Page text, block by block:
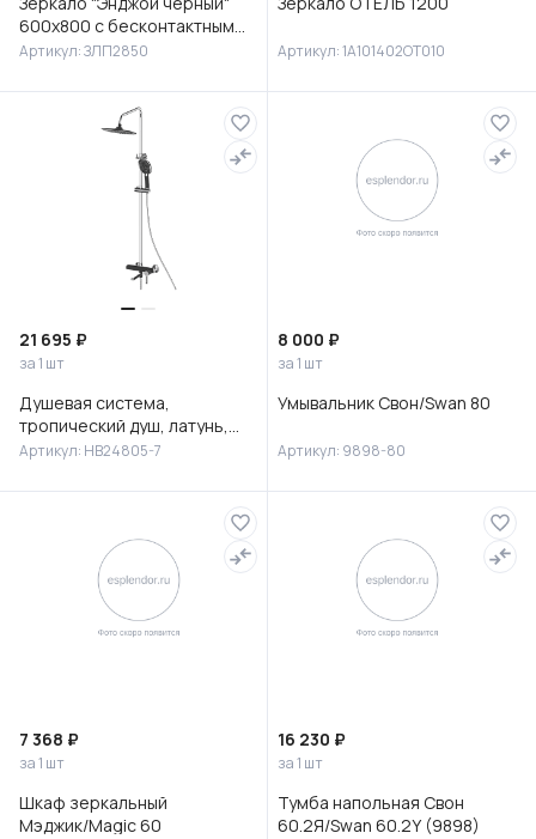
600х800 с бесконтактным
сенсором и холодной
Артикул: ЗЛП2850 Артикул: 1A101402OT010
21 695 ₽
за 1 шт
Душевая система,
тропический душ, латунь,
черный/хром, HB24805-7
Артикул: HB24805-7
8 000 ₽
за 1 шт
Умывальник Свон/Swan 80
Артикул: 9898-80
7 368 ₽
за 1 шт
Шкаф зеркальный
Мэджик/Magic 60
16 230 ₽
за 1 шт
Тумба напольная Свон
60.2Я/Swan 60.2Y (9898)